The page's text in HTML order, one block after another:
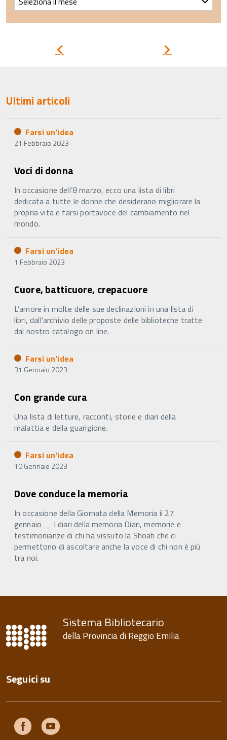
un’idea
–
Archivio
Ultimi articoli
Farsi un'idea
21 Febbraio 2023
Voci di donna
In occasione dell’8 marzo, ecco una lista di libri
dedicata a tutte le donne che desiderano migliorare la
propria vita e farsi portavoce del cambiamento nel
mondo.
Farsi un'idea
1 Febbraio 2023
Cuore, batticuore, crepacuore
L’amore in molte delle sue declinazioni in una lista di
libri, dall’archivio delle proposte delle biblioteche tratte
dal nostro catalogo on line.
Farsi un'idea
31 Gennaio 2023
Con grande cura
Una lista di letture, racconti, storie e diari della
malattia e della guarigione.
Farsi un'idea
10 Gennaio 2023
Dove conduce la memoria
In occasione della Giornata della Memoria il 27
gennaio _ I diari della memoria Diari, memorie e
testimonianze di chi ha vissuto la Shoah che ci
permettono di ascoltare anche la voce di chi non è più
tra noi.
Sistema Bibliotecario
della Provincia di Reggio Emilia
Seguici su
Facebook